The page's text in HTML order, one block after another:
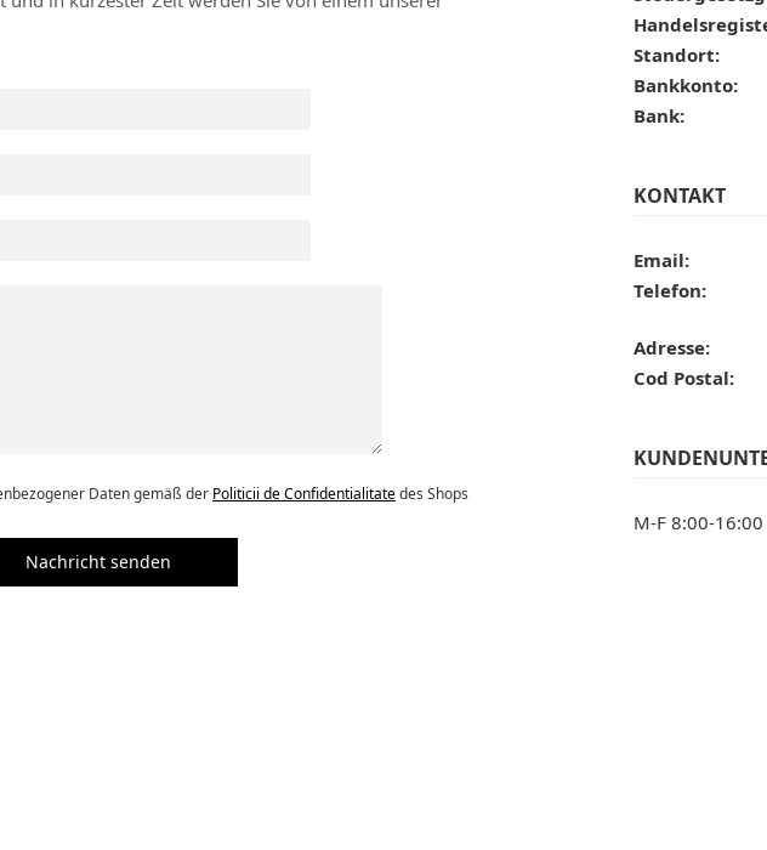
Daten gemäß der Politicii de Confidentialitatedes Shops
Standort:
Bankkonto:
Bank:
KONTAKT
Email:
Telefon:
Adresse:
Cod Postal:
M-F 8:00-16:00